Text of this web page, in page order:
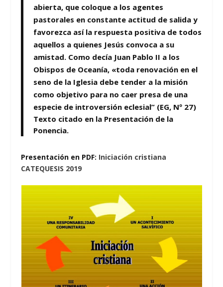
abierta, que coloque a los agentes
pastorales en constante actitud de salida y
favorezca así la respuesta positiva de todos
aquellos a quienes Jesús convoca a su
amistad. Como decía Juan Pablo II a los
Obispos de Oceanía, «toda renovación en el
seno de la Iglesia debe tender a la misión
como objetivo para no caer presa de una
especie de introversión eclesial” (EG, Nº 27)
Texto citado en la Presentación de la
Ponencia.
Presentación en PDF: Iniciación cristiana
CATEQUESIS 2019